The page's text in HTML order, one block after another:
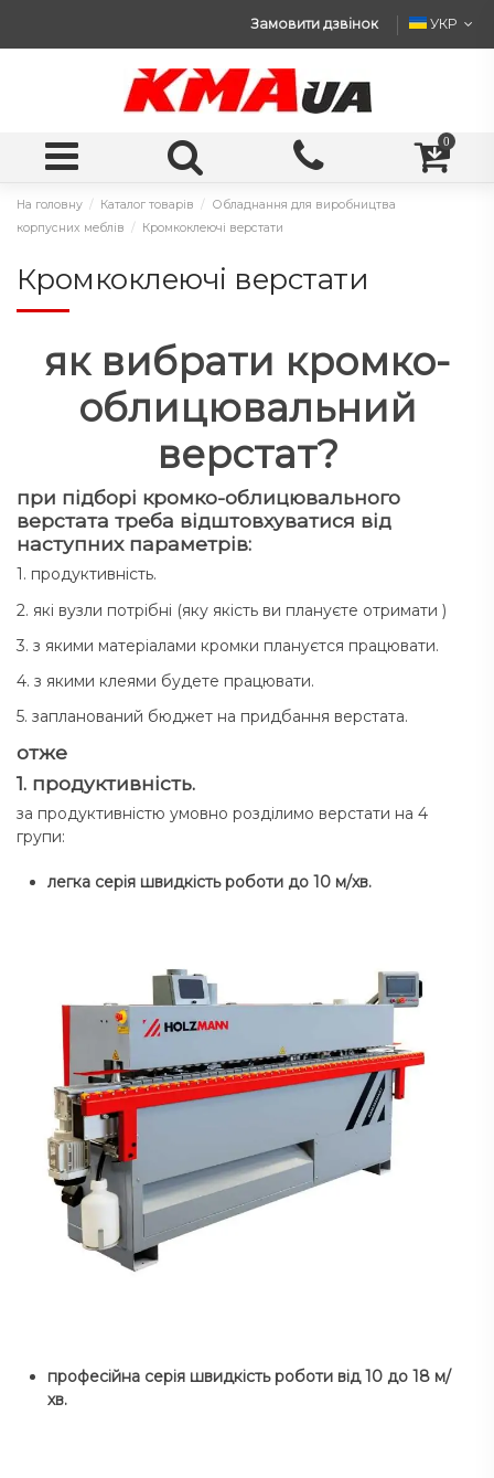
Замовити дзвінок УКР
0
На головну Каталог товарів
Обладнання для виробництва
корпусних меблів
Кромкоклеючі верстати
Кромкоклеючі верстати
як вибрати кромко-
облицювальний
верстат?
при підборі кромко-облицювального
верстата треба відштовхуватися від
наступних параметрів:
1. продуктивність.
2. які вузли потрібні (яку якість ви плануєте отримати )
3. з якими матеріалами кромки плануєтся працювати.
4. з якими клеями будете працювати.
5. запланований бюджет на придбання верстата.
отже
1. продуктивність.
за продуктивністю умовно розділимо верстати на 4
групи:
легка серія швидкість роботи до 10 м/хв.
професійна серія швидкість роботи від 10 до 18 м/
хв.